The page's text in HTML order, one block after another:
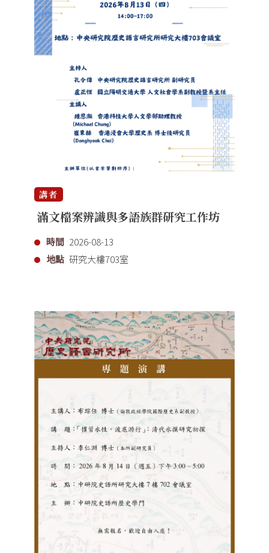
講者
滿文檔案辨識與多語族群研究工作坊
時間 2026-08-13
地點 研究大樓703室